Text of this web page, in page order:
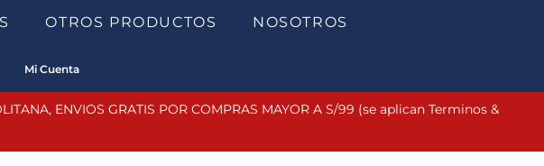
OTROS PRODUCTOS NOSOTROS
Mi Cuenta
ENVIOS GRATIS POR COMPRAS MAYOR A S/99 (se aplican Terminos &